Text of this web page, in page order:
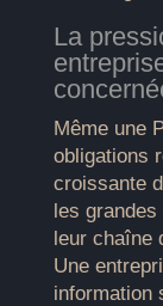
La
Même une
obligations
croissante
les
leur chaîne
Une
information